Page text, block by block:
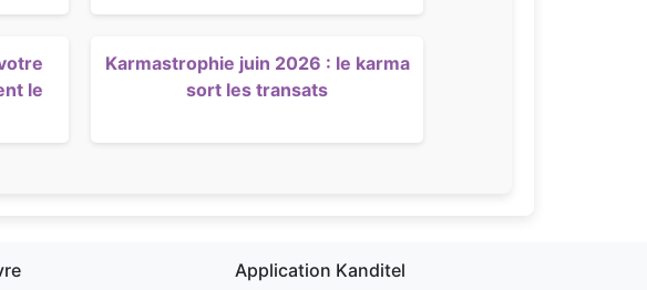
le
Karmastrophie juin 2026 : le karma
sort les transats
Application Kanditel